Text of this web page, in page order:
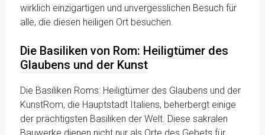
wirklich einzigartigen und unvergesslichen Besuch für
alle, die diesen heiligen Ort besuchen.
Die Basiliken von Rom: Heiligtümer des
Glaubens und der Kunst
Die Basiliken Roms: Heiligtümer des Glaubens und der
KunstRom, die Hauptstadt Italiens, beherbergt einige
der prächtigsten Basiliken der Welt. Diese sakralen